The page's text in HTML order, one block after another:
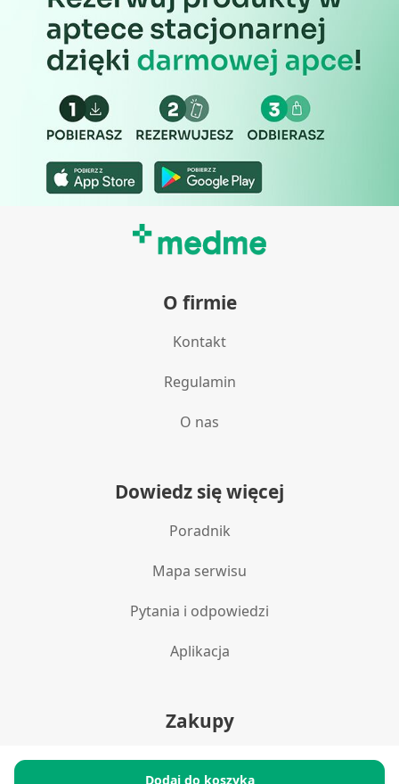
Dodaj do koszyka
O firmie
Kontakt
Regulamin
O nas
Dowiedz się więcej
Poradnik
Mapa serwisu
Pytania i odpowiedzi
Aplikacja
Zakupy
Polityka prywatności